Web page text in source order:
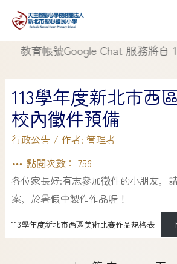
育帳號Google Chat 服務將自 115
113學年度新北市西
校內徵件預備
行政公告/ 作者: 管理者
點閱次數： 756
各位家長好:有志參加徵件的小朋友，
案，於暑假中製作作品喔！
113學年度新北市西區美術比賽作品規格表